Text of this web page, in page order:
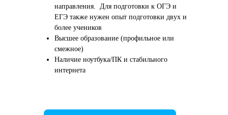
направления. Для подготовки к ОГЭ и
ЕГЭ также нужен опыт подготовки двух и
более учеников
Высшее образование (профильное или
смежное)
Наличие ноутбука/ПК и стабильного
интернета
Начать преподавать